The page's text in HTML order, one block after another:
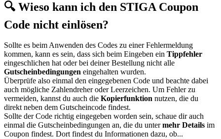
🔍 Wieso kann ich den STIGA Coupon
Code nicht einlösen?
Sollte es beim Anwenden des Codes zu einer Fehlermeldung
kommen, kann es sein, dass sich beim Eingeben ein Tippfehler
eingeschlichen hat oder bei deiner Bestellung nicht alle
Gutscheinbedingungen eingehalten wurden.
Überprüfe also einmal den eingegebenen Code und beachte dabei
auch mögliche Zahlendreher oder Leerzeichen. Um Fehler zu
vermeiden, kannst du auch die Kopierfunktion nutzen, die du
direkt neben dem Gutscheincode findest.
Sollte der Code richtig eingegeben worden sein, schaue dir auch
einmal die Gutscheinbedingungen an, die du untermehr Details im
Coupon findest. Dort findest du Informationen dazu, ob...